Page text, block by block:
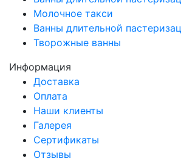
Молочное такси
Ванны длительной
Творожные ванны
Информация
Доставка
Оплата
Наши клиенты
Галерея
Сертификаты
Отзывы